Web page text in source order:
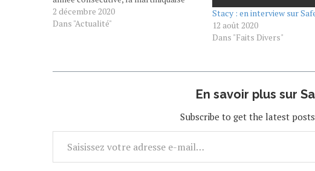
Wendie Renard est sélectionnée pour
le prix de la meilleure joueuse. La FIFA
2 décembre 2020
Dans "Actualité"
Stacy : en interview sur
12 août 2020
Dans "Faits Divers"
En savoir plus sur
Subscribe to get the latest